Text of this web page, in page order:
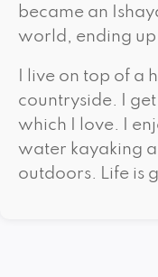
became an
world, ending up
I live on top of a
countryside. I
which I love. I
water kayaking
outdoors. Life is